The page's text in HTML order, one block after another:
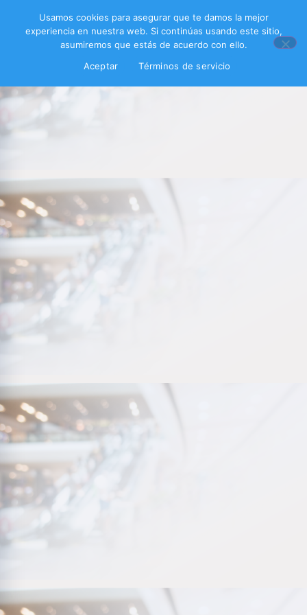
Usamos cookies para asegurar que te damos la mejor
experiencia en nuestra web. Si continúas usando este sitio,
asumiremos que estás de acuerdo con ello.
Aceptar
Términos de servicio